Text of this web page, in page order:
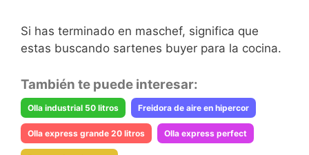
Si has terminado en maschef, significa que
estas buscando sartenes buyer para la cocina.
También te puede interesar:
Olla industrial 50 litros Freidora de aire en hipercor
Olla express grande 20 litros Olla express perfect